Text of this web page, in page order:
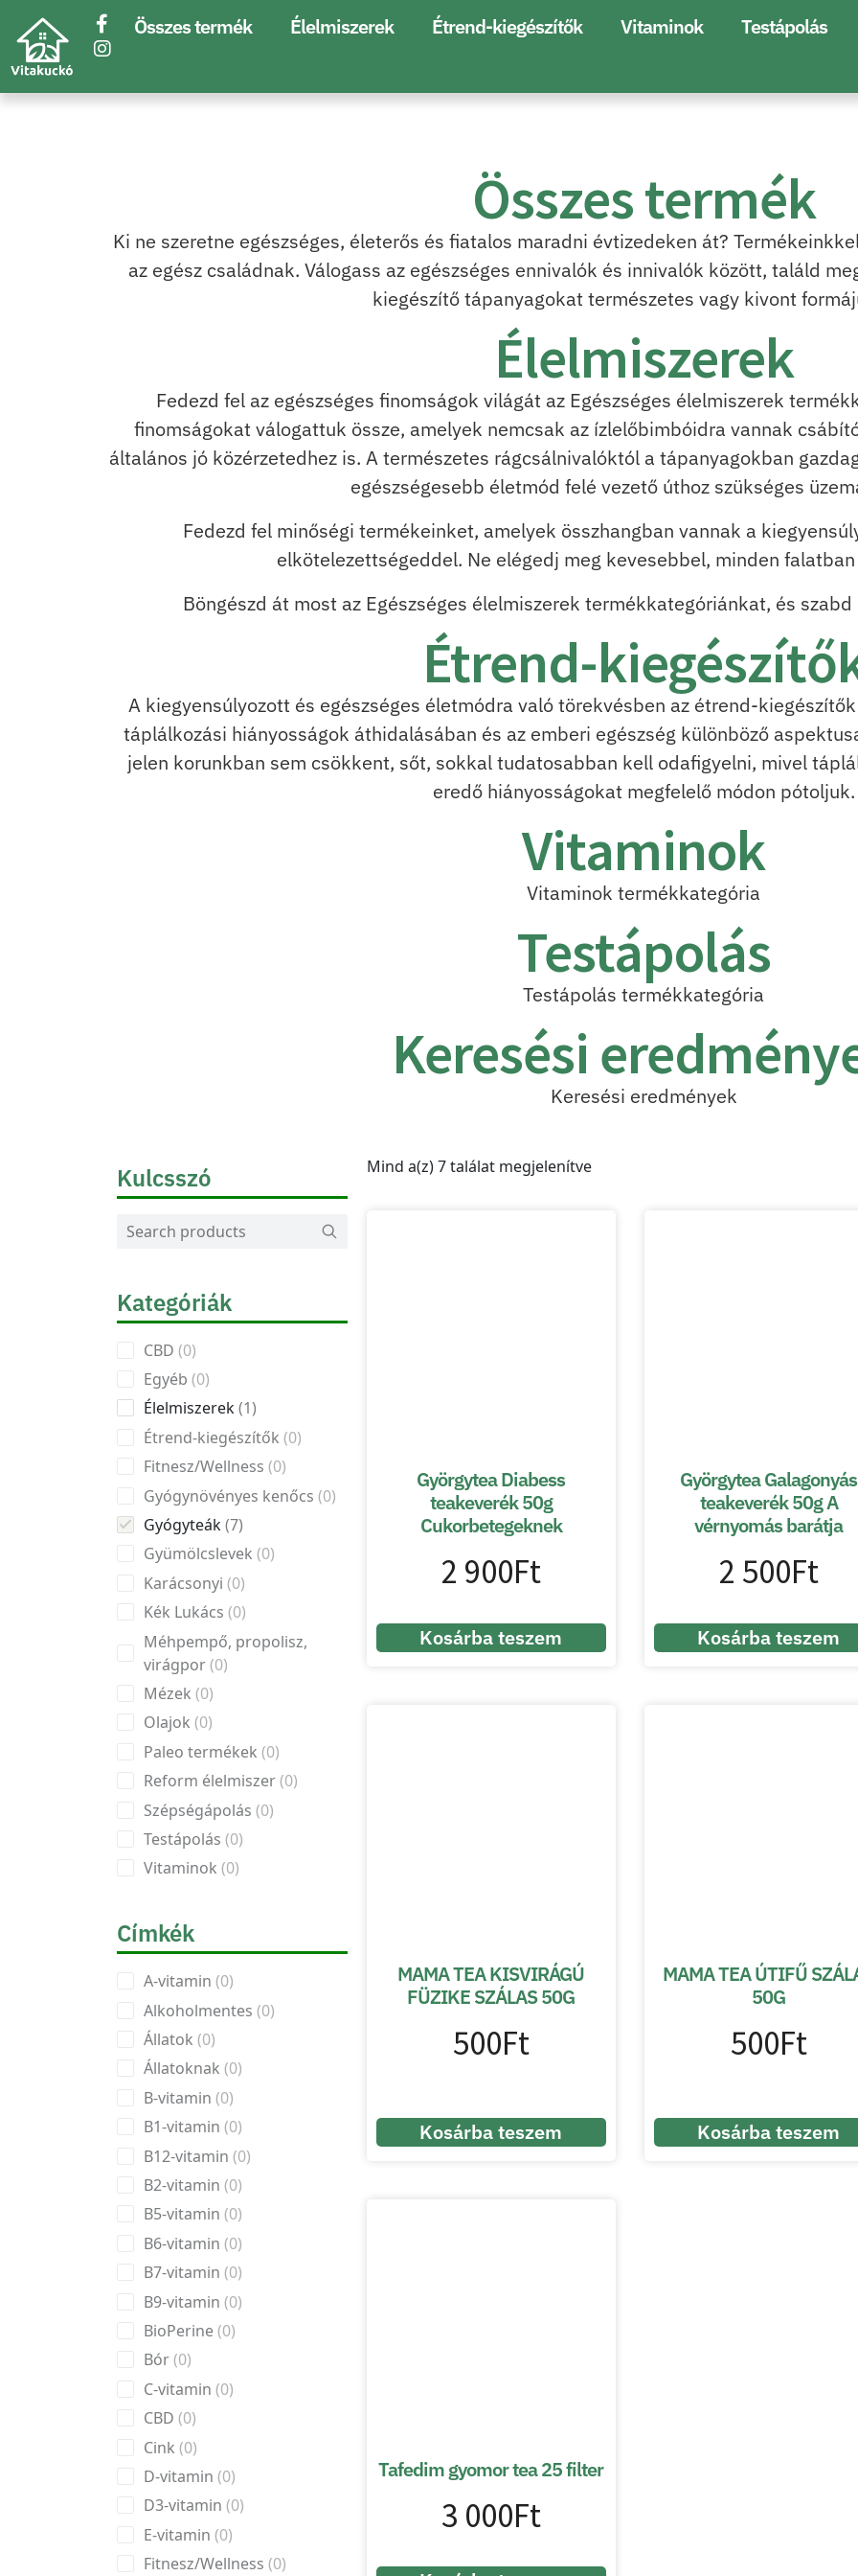
Összes termék Élelmiszerek Étrend-kiegészítők Vitaminok Testápolás
Összes termék
Ki ne szeretne egészséges, életerős és fiatalos maradni évtizedeken át?
az egész családnak. Válogass az egészséges ennivalók és innivalók között, találd
kiegészítő tápanyagokat természetes vagy kivont
Élelmiszerek
Fedezd fel az egészséges finomságok világát az Egészséges élelmiszerek
finomságokat válogattuk össze, amelyek nemcsak az ízlelőbimbóidra vannak
általános jó közérzetedhez is. A természetes rágcsálnivalóktól a tápanyagokban
egészségesebb életmód felé vezető úthoz szükséges
Fedezd fel minőségi termékeinket, amelyek összhangban vannak a
elkötelezettségeddel. Ne elégedj meg kevesebbel, minden
Böngészd át most az Egészséges élelmiszerek termékkategóriánkat, és
Étrend-
A kiegyensúlyozott és egészséges életmódra való törekvésben az étrend-
táplálkozási hiányosságok áthidalásában és az emberi egészség különböző
jelen korunkban sem csökkent, sőt, sokkal tudatosabban kell odafigyelni, mivel
eredő hiányosságokat megfelelő módon pótoljuk.
Vitaminok
Vitaminok termékkategória
Testápolás
Testápolás termékkategória
Keresési
Keresési eredmények
Kulcsszó
Kategóriák
CBD 0
Egyéb 0
Élelmiszerek 1
Étrend-kiegészítők 0
Fitnesz/Wellness 0
Gyógynövényes kenőcs 0
Gyógyteák 7
Gyümölcslevek 0
Karácsonyi 0
Kék Lukács 0
Méhpempő, propolisz,
virágpor 0
Mézek 0
Olajok 0
Paleo termékek 0
Reform élelmiszer 0
Szépségápolás 0
Testápolás 0
Vitaminok 0
Címkék
A-vitamin 0
Alkoholmentes 0
Állatok 0
Állatoknak 0
B-vitamin 0
B1-vitamin 0
B12-vitamin 0
B2-vitamin 0
B5-vitamin 0
B6-vitamin 0
B7-vitamin 0
B9-vitamin 0
BioPerine 0
Bór 0
C-vitamin 0
CBD 0
Cink 0
D-vitamin 0
D3-vitamin 0
E-vitamin 0
Fitnesz/Wellness 0
Mind a(z) 7 találat megjelenítve
Györgytea Diabess
teakeverék 50g
Cukorbetegeknek
2 900Ft
Kosárba teszem
Györgytea Galagonyás
teakeverék 50g A
vérnyomás barátja
2 500Ft
Kosárba teszem
MAMA TEA KISVIRÁGÚ
FÜZIKE SZÁLAS 50G
500Ft
Kosárba teszem
MAMA TEA ÚTIFŰ
50G
500Ft
Kosárba teszem
Tafedim gyomor tea 25 filter
3 000Ft